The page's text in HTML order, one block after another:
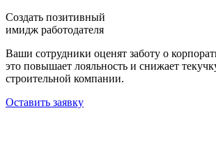
Создать позитивный
имидж работодателя
Ваши сотрудники оценят заботу о
это повышает лояльность и снижает
строительной компании.
Оставить заявку